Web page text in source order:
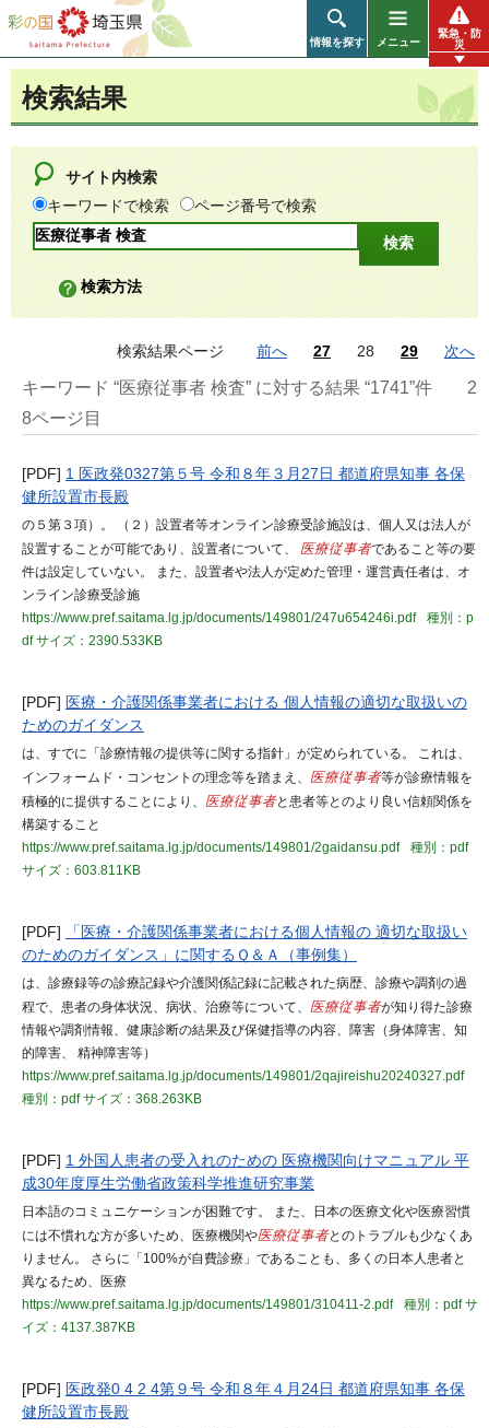
彩の国 埼玉県
情報を探す メニュー
緊急・防
災
検索結果
サイト内検索
キーワードで検索
ページ番号で検索
検索方法
検索結果ページ 前へ 27 28 29 次へ
キーワード “医療従事者 検査” に対する結果 “1741”件
2
8ページ目
[PDF] 1 医政発0327第５号 令和８年３月27日 都道府県知事 各保
健所設置市長殿
の５第３項）。 （２）設置者等オンライン診療受診施設は、個人又は法人が
設置することが可能であり、設置者について、 医療従事者であること等の要
件は設定していない。 また、設置者や法人が定めた管理・運営責任者は、オ
ンライン診療受診施
https://www.pref.saitama.lg.jp/documents/149801/247u654246i.pdf
種別：p
dfサイズ：2390.533KB
[PDF] 医療・介護関係事業者における 個人情報の適切な取扱いの
ためのガイダンス
は、すでに「診療情報の提供等に関する指針」が定められている。 これは、
インフォームド・コンセントの理念等を踏まえ、 医療従事者等が診療情報を
積極的に提供することにより、 医療従事者と患者等とのより良い信頼関係を
構築すること
https://www.pref.saitama.lg.jp/documents/149801/2gaidansu.pdf
種別：pdf
サイズ：603.811KB
[PDF]
「医療・介護関係事業者における個人情報の 適切な取扱い
のためのガイダンス」に関するＱ＆Ａ（事例集）
は、診療録等の診療記録や介護関係記録に記載された病歴、診療や調剤の過
程で、患者の身体状況、病状、治療等について、 医療従事者が知り得た診療
情報や調剤情報、健康診断の結果及び保健指導の内容、障害（身体障害、知
的障害、 精神障害等）
https://www.pref.saitama.lg.jp/documents/149801/2qajireishu20240327.pdf
種別：pdfサイズ：368.263KB
[PDF] 1 外国人患者の受入れのための 医療機関向けマニュアル 平
成30年度厚生労働省政策科学推進研究事業
日本語のコミュニケーションが困難です。 また、日本の医療文化や医療習慣
には不慣れな方が多いため、医療機関や医療従事者とのトラブルも少なくあ
りません。 さらに「100%が自費診療」であることも、多くの日本人患者と
異なるため、医療
https://www.pref.saitama.lg.jp/documents/149801/310411-2.pdf
種別：pdfサ
イズ：4137.387KB
[PDF] 医政発0 4 2 4第９号 令和８年４月24日 都道府県知事 各保
健所設置市長殿